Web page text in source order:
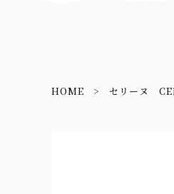
HOME セリーヌ